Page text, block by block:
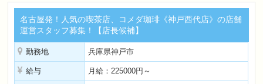
名古屋発！人気の喫茶店、コメダ珈琲《神戸西代店》の店舗
運営スタッフ募集！【店長候補】
勤務地 兵庫県神戸市
給与 月給：225000円～